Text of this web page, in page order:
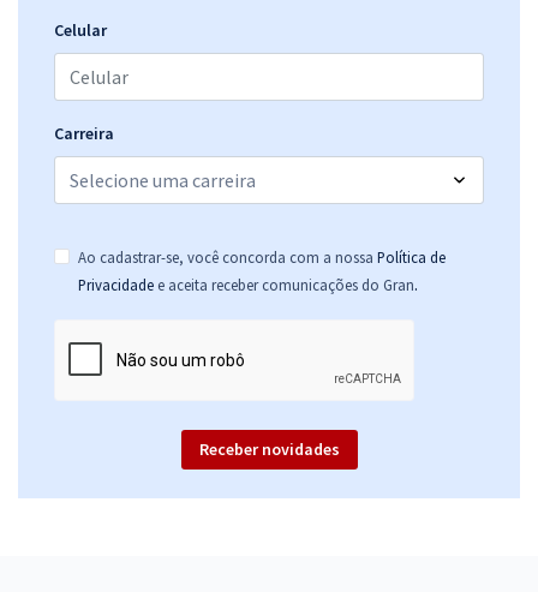
Celular
Carreira
Ao cadastrar-se, você concorda com a nossa Política de
Privacidade e aceita receber comunicações do Gran.
Receber novidades